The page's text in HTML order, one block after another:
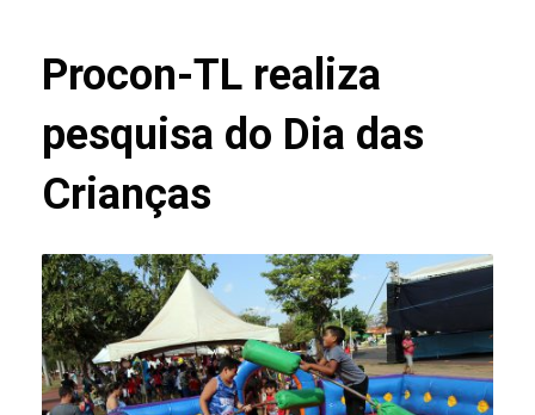
Procon-TL realiza
pesquisa do Dia das
Crianças